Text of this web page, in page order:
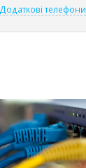
Додаткові телефони